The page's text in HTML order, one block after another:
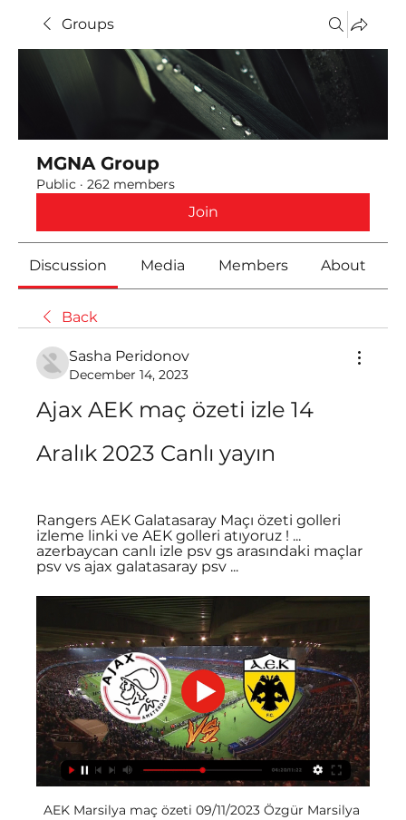
Groups
MGNA Group
Public · 262 members
Join
Discussion Media Members About
Back
Sasha Peridonov
December 14, 2023
Ajax AEK maç özeti izle 14
Aralık 2023 Canlı yayın
Rangers AEK Galatasaray Maçı özeti golleri
izleme linki ve AEK golleri atıyoruz ! ...
azerbaycan canlı izle psv gs arasındaki maçlar
psv vs ajax galatasaray psv ...
AEK Marsilya maç özeti 09/11/2023 Özgür Marsilya